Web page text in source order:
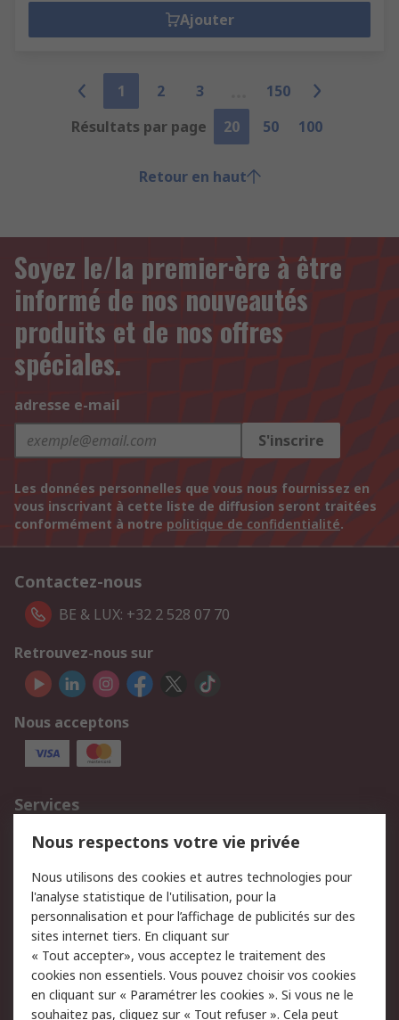
Ajouter
1 2 3
150
Résultats par page
20 50 100
Retour en haut
Soyez le/la premier·ère à être
informé de nos nouveautés
produits et de nos offres
spéciales.
adresse e-mail
S'inscrire
Les données personnelles que vous nous fournissez en
vous inscrivant à cette liste de diffusion seront traitées
conformément à notre politique de confidentialité.
Contactez-nous
BE & LUX: +32 2 528 07 70
Retrouvez-nous sur
Nous acceptons
Services
750.000 produits
2.500 marques
Retours
Support technique
Track & trace
Legal
Politique de cookies
Sécurité des e-mails
Nous respectons votre vie privée
Nous utilisons des cookies et autres technologies pour
l'analyse statistique de l'utilisation, pour la
personnalisation et pour l’affichage de publicités sur des
sites internet tiers. En cliquant sur
« Tout accepter», vous acceptez le traitement des
cookies non essentiels. Vous pouvez choisir vos cookies
en cliquant sur « Paramétrer les cookies ». Si vous ne le
souhaitez pas, cliquez sur « Tout refuser ». Cela peut